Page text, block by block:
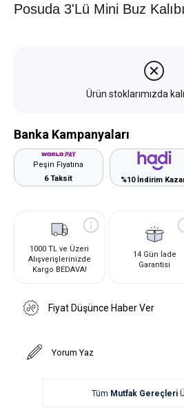
Posuda 3'lü Mini Buz
Ürün stoklarımızda
Banka Kampanyaları
Peşin Fiyatına
6 Taksit
%10 İndirim
1000 TL ve Üzeri
Alışverişlerinizde
Kargo BEDAVA!
14 Gün İade
Garantisi
Fiyat Düşünce Haber Ver
Yorum Yaz
Tüm Mutfak Gereçleri